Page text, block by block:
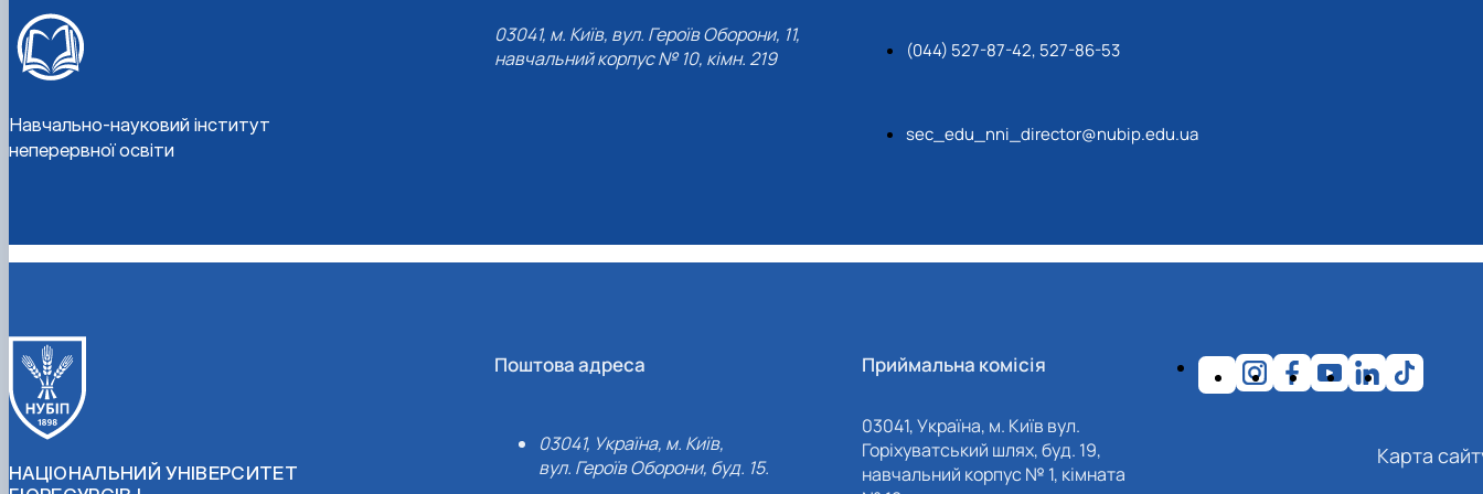
Навчально-науковий інститут
неперервної освіти
03041, м. Київ, вул. Героїв Оборони, 11,
навчальний корпус № 10, кімн. 219
(044) 527-87-42, 527-86-53
sec_edu_nni_director@nubip.edu.ua
НАЦІОНАЛЬНИЙ УНІВЕРСИТЕТ
Поштова адреса
03041, Україна, м. Київ,
вул. Героїв Оборони, буд. 15.
Приймальна комісія
03041, Україна, м. Київ вул.
Горіхуватський шлях, буд. 19,
навчальний корпус № 1, кімната
Карта